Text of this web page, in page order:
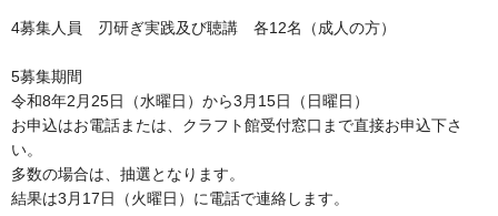
4募集人員 刃研ぎ実践及び聴講 各12名（成人の方）
5募集期間
令和8年2月25日（水曜日）から3月15日（日曜日）
お申込はお電話または、クラフト館受付窓口まで直接お申込下さ
い。
多数の場合は、抽選となります。
結果は3月17日（火曜日）に電話で連絡します。